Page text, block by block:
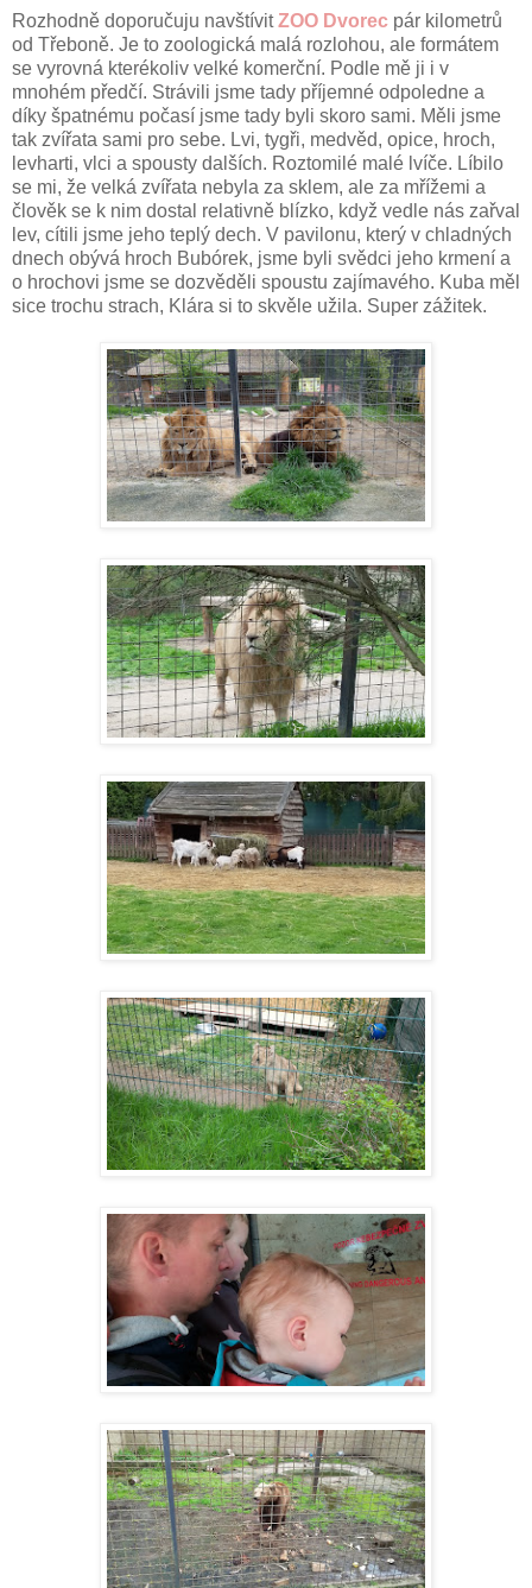
Rozhodně doporučuju navštívitZOO Dvorec pár kilometrů
od Třeboně. Je to zoologická malá rozlohou, ale formátem
se vyrovná kterékoliv velké komerční. Podle mě ji i v
mnohém předčí. Strávili jsme tady příjemné odpoledne a
díky špatnému počasí jsme tady byli skoro sami. Měli jsme
tak zvířata sami pro sebe. Lvi, tygři, medvěd, opice, hroch,
levharti, vlci a spousty dalších. Roztomilé malé lvíče. Líbilo
se mi, že velká zvířata nebyla za sklem, ale za mřížemi a
člověk se k nim dostal relativně blízko, když vedle nás zařval
lev, cítili jsme jeho teplý dech. V pavilonu, který v chladných
dnech obývá hroch Bubórek, jsme byli svědci jeho krmení a
o hrochovi jsme se dozvěděli spoustu zajímavého. Kuba měl
sice trochu strach, Klára si to skvěle užila. Super zážitek.